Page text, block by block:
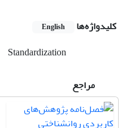
کلیدواژه‌ها
English
Standardization
مراجع